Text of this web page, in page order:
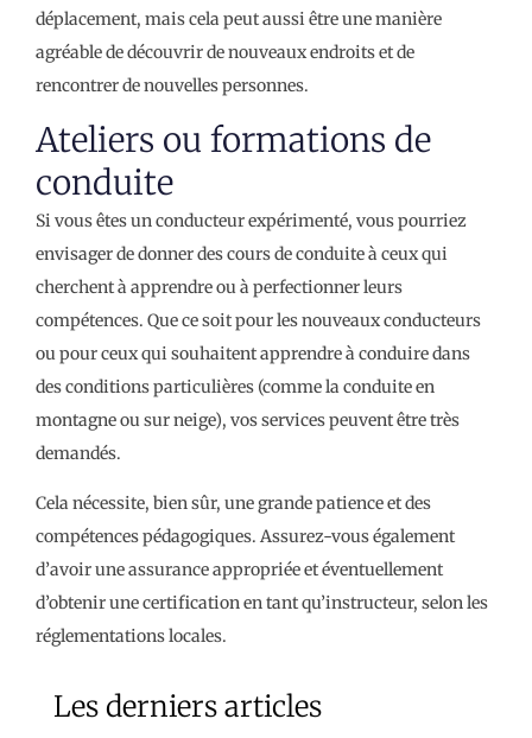
déplacement, mais cela peut aussi être une manière
agréable de découvrir de nouveaux endroits et de
rencontrer de nouvelles personnes.
Ateliers ou formations de
conduite
Si vous êtes un conducteur expérimenté, vous pourriez
envisager de donner des cours de conduite à ceux qui
cherchent à apprendre ou à perfectionner leurs
compétences. Que ce soit pour les nouveaux conducteurs
ou pour ceux qui souhaitent apprendre à conduire dans
des conditions particulières (comme la conduite en
montagne ou sur neige), vos services peuvent être très
demandés.
Cela nécessite, bien sûr, une grande patience et des
compétences pédagogiques. Assurez-vous également
d’avoir une assurance appropriée et éventuellement
d’obtenir une certification en tant qu’instructeur, selon les
réglementations locales.
Les derniers articles